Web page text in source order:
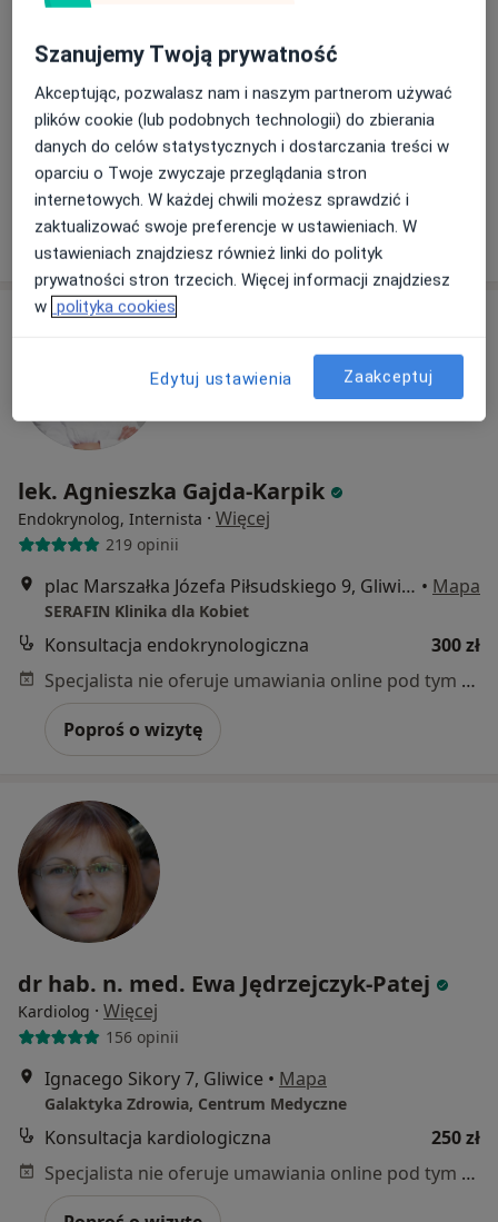
SIEMIŃSKIEGO 25, Gliwice• Mapa
KARDIOSTACJA
Konsultacja kardiologiczna + ECHO serca
300 zł
Poproś o wizytę
lek. Agnieszka Gajda-Karpik
Endokrynolog, Internista · Więcej
219 opinii
plac Marszałka Józefa Piłsudskiego 9, Gliwice • Mapa
SERAFIN Klinika dla Kobiet
Konsultacja endokrynologiczna
300 zł
Specjalista nie oferuje umawiania online pod tym adresem.
Poproś o wizytę
dr hab. n. med. Ewa Jędrzejczyk-Patej
Kardiolog · Więcej
156 opinii
Ignacego Sikory 7, Gliwice • Mapa
Galaktyka Zdrowia, Centrum Medyczne
Konsultacja kardiologiczna
250 zł
Specjalista nie oferuje umawiania online pod tym adresem.
Szanujemy Twoją prywatność
Akceptując, pozwalasz nam i naszym partnerom używać
plików cookie (lub podobnych technologii) do zbierania
danych do celów statystycznych i dostarczania treści w
oparciu o Twoje zwyczaje przeglądania stron
internetowych. W każdej chwili możesz sprawdzić i
zaktualizować swoje preferencje w ustawieniach. W
ustawieniach znajdziesz również linki do polityk
prywatności stron trzecich. Więcej informacji znajdziesz
w polityka cookies
Edytuj ustawienia Zaakceptuj